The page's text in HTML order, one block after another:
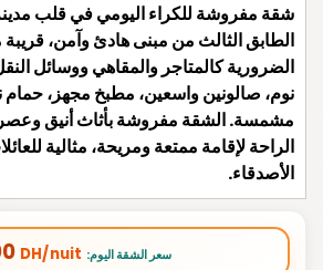
شقة مفروشة للكراء اليومي في قلب
الطابق الثالث من مبنى هادئ وآمن،
الضرورية كالمتاجر والمقاهي ووسائل
نوم، صالونين واسعين، مطبخ مجهز،
مشمسة. الشقة مفروشة بأثاث أنيق
الراحة لإقامة ممتعة ومريحة، مثالية
الأصدقاء.
DH/nuit :سعر الشقة اليوم